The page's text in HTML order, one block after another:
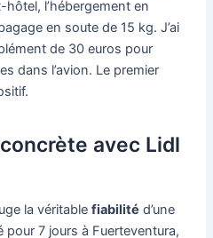
l’hébergement en
en soute de 15 kg. J’ai
de 30 euros pour
dans l’avion. Le premier
avec Lidl
la véritablefiabilité d’une
pour 7 jours à Fuerteventura,